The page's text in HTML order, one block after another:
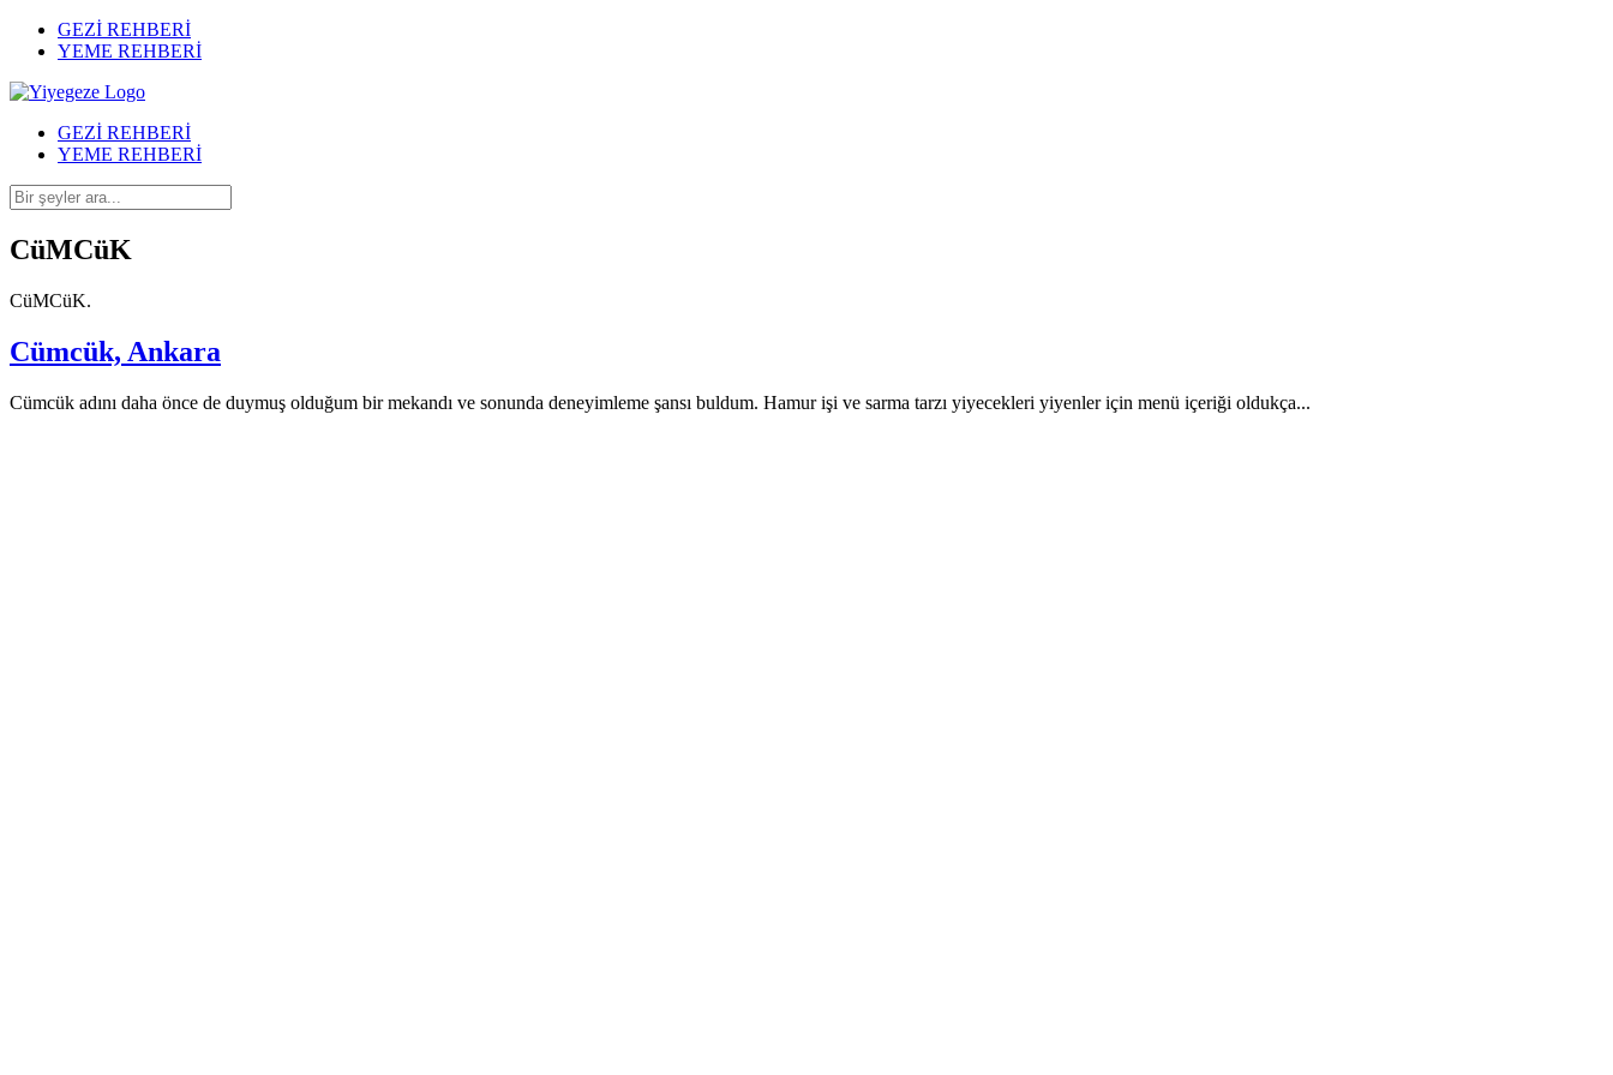
GEZİ REHBERİ
YEME REHBERİ
GEZİ REHBERİ
YEME REHBERİ
CüMCüK
CüMCüK.
Cümcük, Ankara
Cümcük adını daha önce de duymuş olduğum bir mekandı ve sonunda deneyimleme şansı buldum. Hamur işi ve sarma tarzı yiyecekleri yiyenler için menü içeriği oldukça...